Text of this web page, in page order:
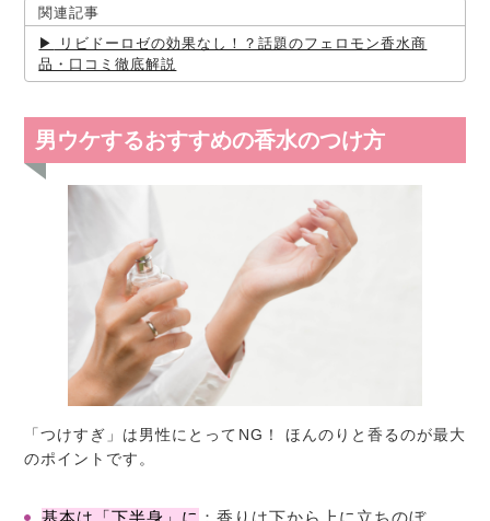
関連記事
リビドーロゼの効果なし！？話題のフェロモン香水商
品・口コミ徹底解説
男ウケするおすすめの香水のつけ方
「つけすぎ」は男性にとってNG！ ほんのりと香るのが最大
のポイントです。